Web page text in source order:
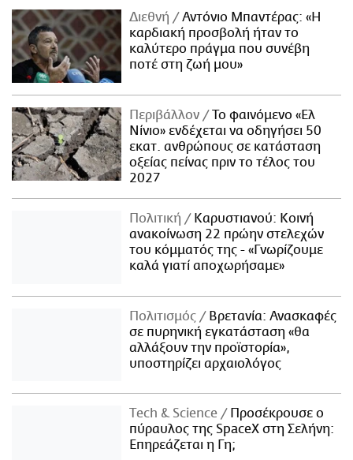
Διεθνή
Αντόνιο Μπαντέρας: «Η
καρδιακή προσβολή ήταν το
καλύτερο πράγμα που συνέβη
ποτέ στη ζωή μου»
Περιβάλλον
Το φαινόμενο «Ελ
Νίνιο» ενδέχεται να οδηγήσει 50
εκατ. ανθρώπους σε κατάσταση
οξείας πείνας πριν το τέλος του
2027
Πολιτική
Καρυστιανού: Κοινή
ανακοίνωση 22 πρώην στελεχών
του κόμματός της - «Γνωρίζουμε
καλά γιατί αποχωρήσαμε»
Πολιτισμός
Βρετανία: Ανασκαφές
σε πυρηνική εγκατάσταση «θα
αλλάξουν την προϊστορία»,
υποστηρίζει αρχαιολόγος
Τech & Science
Προσέκρουσε ο
πύραυλος της SpaceX στη Σελήνη:
Επηρεάζεται η Γη;